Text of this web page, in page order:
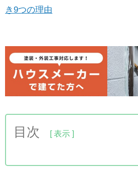
き9つの理由
目次
1.堺市南区の積水ハウス施工の